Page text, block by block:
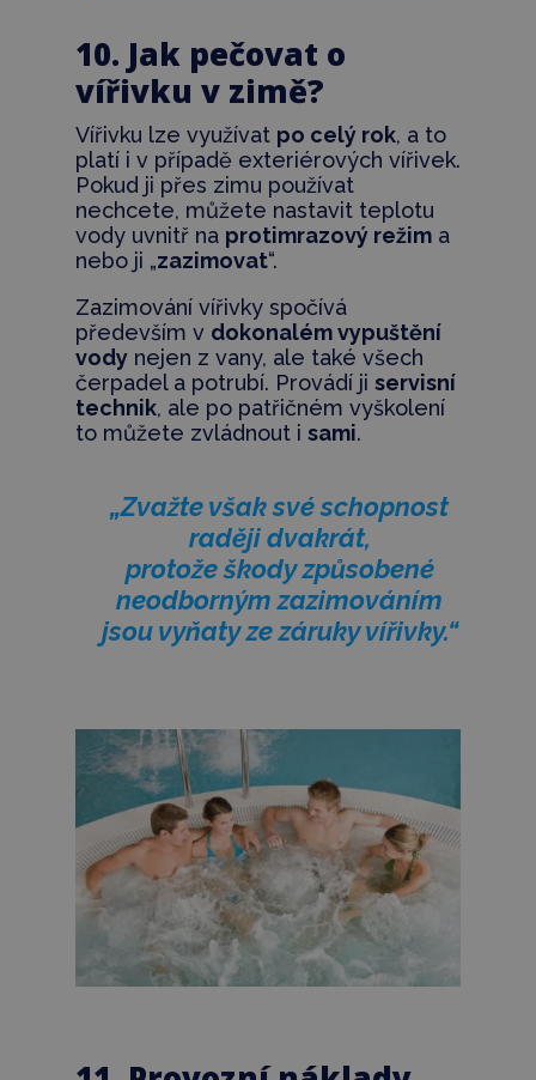
10. Jak pečovat o
vířivku v zimě?
Vířivku lze využívat po celý rok, a to
platí i v případě exteriérových vířivek.
Pokud ji přes zimu používat
nechcete, můžete nastavit teplotu
vody uvnitř na protimrazový režima
nebo ji „zazimovat“.
Zazimování vířivky spočívá
především v dokonalém vypuštění
vodynejen z vany, ale také všech
čerpadel a potrubí. Provádí ji servisní
technik, ale po patřičném vyškolení
to můžete zvládnout i sami.
„Zvažte však své schopnost
raději dvakrát,
protože škody způsobené
neodborným zazimováním
jsou vyňaty ze záruky vířivky.“